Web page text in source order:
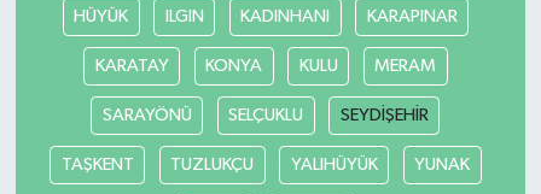
HÜYÜK ILGIN KADINHANI KARAPINAR
KARATAY KONYA KULU MERAM
SARAYÖNÜ SELÇUKLU SEYDİŞEHİR
TAŞKENT TUZLUKÇU YALIHÜYÜK YUNAK